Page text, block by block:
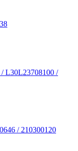
L30L23708100 /
/ 210300120